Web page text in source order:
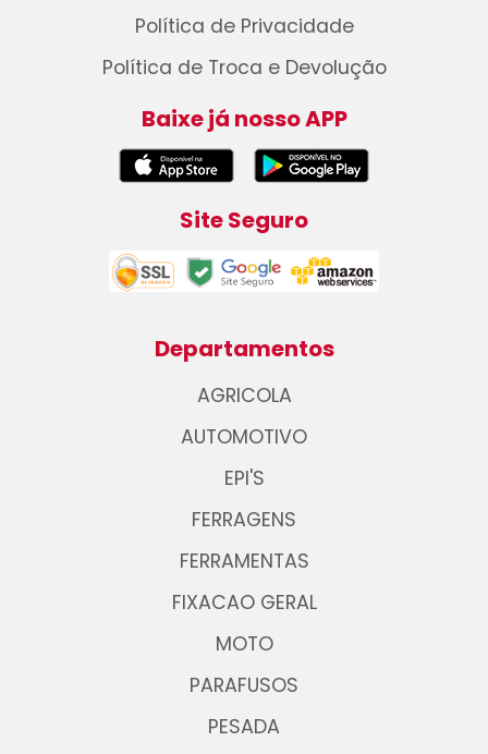
Política de Privacidade
Política de Troca e Devolução
Baixe já nosso APP
Site Seguro
Departamentos
AGRICOLA
AUTOMOTIVO
EPI'S
FERRAGENS
FERRAMENTAS
FIXACAO GERAL
MOTO
PARAFUSOS
PESADA